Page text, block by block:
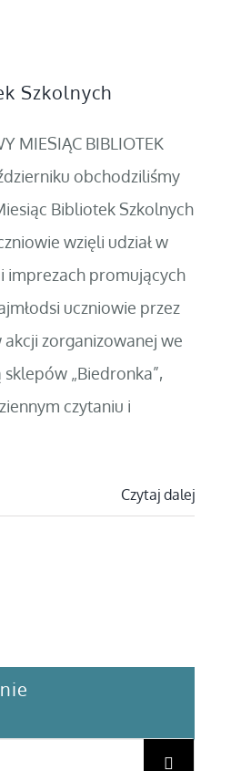
Szkolnych
MIESIĄC BIBLIOTEK
obchodziliśmy
Bibliotek Szkolnych
wzięli udział w
imprezach promujących
uczniowie przez
akcji zorganizowanej we
„Biedronka”,
czytaniu i
Czytaj dalej